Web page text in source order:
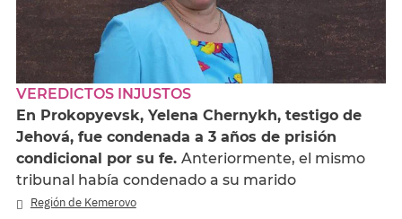
VEREDICTOS INJUSTOS
En Prokopyevsk, Yelena Chernykh, testigo de
Jehová, fue condenada a 3 años de prisión
condicional por su fe. Anteriormente, el mismo
tribunal había condenado a su marido
Región de Kemerovo